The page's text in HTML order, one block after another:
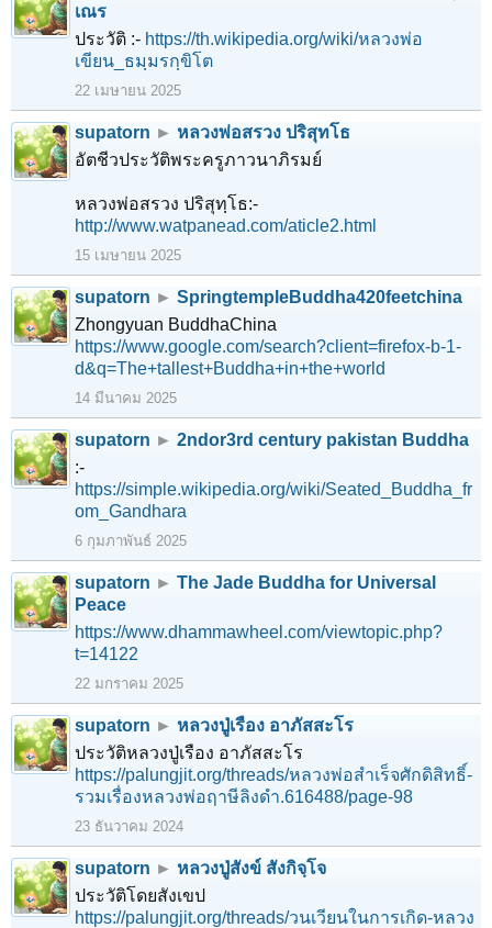
เณร
ประวัติ :- https://th.wikipedia.org/wiki/หลวงพ่อ
เขียน_ธมฺมรกฺขิโต
22 เมษายน 2025
supatorn ► หลวงพ่อสรวง ปริสุทโธ
อัตชีวประวัติพระครูภาวนาภิรมย์
หลวงพ่อสรวง ปริสุทฺโธ:-
http://www.watpanead.com/aticle2.html
15 เมษายน 2025
supatorn ► SpringtempleBuddha420feetchina
Zhongyuan BuddhaChina
https://www.google.com/search?client=firefox-b-1-
d&q=The+tallest+Buddha+in+the+world
14 มีนาคม 2025
supatorn ► 2ndor3rd century pakistan Buddha
:-
https://simple.wikipedia.org/wiki/Seated_Buddha_fr
om_Gandhara
6 กุมภาพันธ์ 2025
supatorn ► The Jade Buddha for Universal
Peace
https://www.dhammawheel.com/viewtopic.php?
t=14122
22 มกราคม 2025
supatorn ► หลวงปู่เรือง อาภัสสะโร
ประวัติหลวงปู่เรือง อาภัสสะโร
https://palungjit.org/threads/หลวงพ่อสำเร็จศักดิสิทธิ์-
รวมเรื่องหลวงพ่อฤาษีลิงดำ.616488/page-98
23 ธันวาคม 2024
supatorn ► หลวงปู่สังข์ สังกิจฺโจ
ประวัติโดยสังเขป
https://palungjit.org/threads/วนเวียนในการเกิด-หลวง